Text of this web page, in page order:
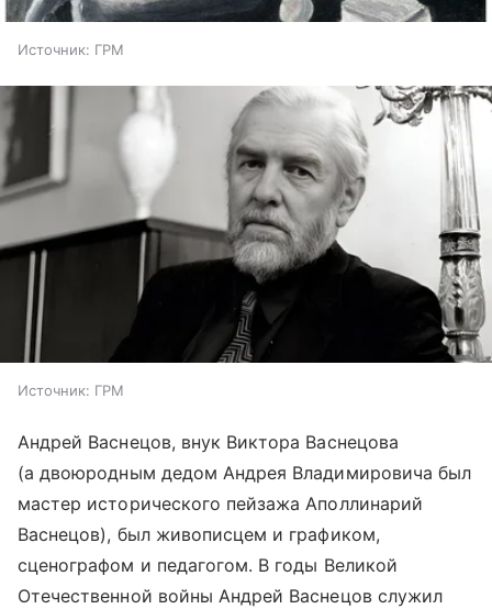
Источник: ГРМ
Источник: ГРМ
Андрей Васнецов, внук Виктора Васнецова
(а двоюродным дедом Андрея Владимировича был
мастер исторического пейзажа Аполлинарий
Васнецов), был живописцем и графиком,
сценографом и педагогом. В годы Великой
Отечественной войны Андрей Васнецов служил